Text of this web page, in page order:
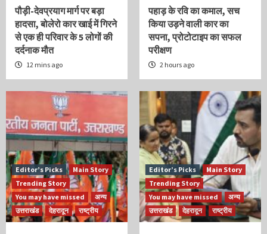
पौड़ी-देवप्रयाग मार्ग पर बड़ा
हादसा, बोलेरो कार खाई में गिरने
से एक ही परिवार के 5 लोगों की
दर्दनाक मौत
12 mins ago
पहाड़ के रवि का कमाल, सच
किया उड़ने वाली कार का
सपना, प्रोटोटाइप का सफल
परीक्षण
2 hours ago
Editor’s Picks
Main Story
Trending Story
You may have missed
अन्य
उत्तराखंड
देहरादून राष्ट्रीय
Editor’s Picks
Main Story
Trending Story
You may have missed
अन्य
उत्तराखंड
देहरादून राष्ट्रीय